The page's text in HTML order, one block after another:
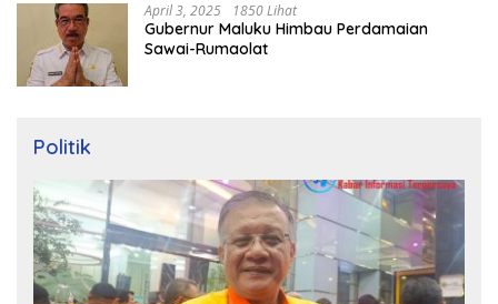
April 3, 2025 1850 Lihat
Gubernur Maluku Himbau Perdamaian
Sawai-Rumaolat
Politik